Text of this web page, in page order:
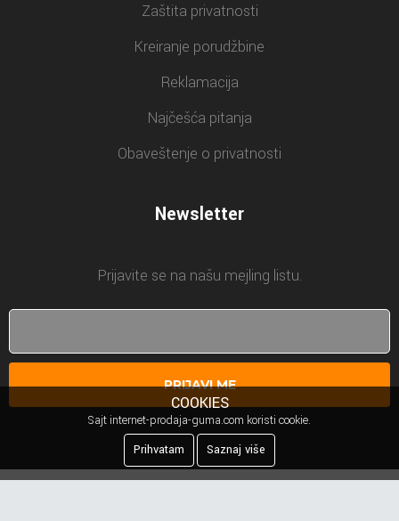
Zaštita privatnosti
Kreiranje porudžbine
Reklamacija
Najčešća pitanja
Obaveštenje o privatnosti
Newsletter
Prijavite se na našu mejling listu.
PRIJAVI ME
COOKIES
Sajt internet-prodaja-guma.com koristi cookie.
Prihvatam
Saznaj više